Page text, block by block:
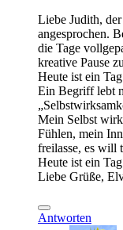
Liebe Judith,
angesprochen.
die Tage
kreative Pause
Heute ist ein
Ein Begriff lebt
Mein Selbst
Fühlen, mein
freilasse, es will
Heute ist ein
Liebe Grüße,
Antworten